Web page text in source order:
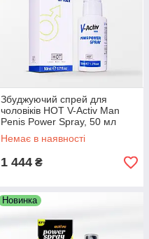
Збуджуючий спрей для
чоловіків HOT V-Activ Man
Penis Power Spray, 50 мл
Немає в наявності
1 444 ₴
Новинка